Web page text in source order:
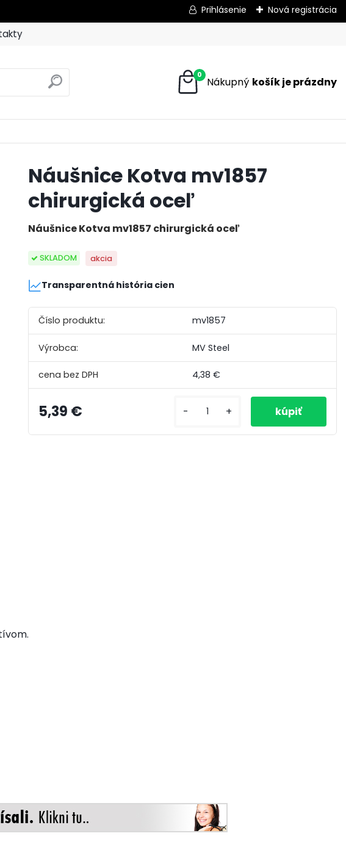
Prihlásenie Nová registrácia
0
Náušnice Kotva mv1857
chirurgická oceľ
Náušnice Kotva mv1857 chirurgická oceľ
SKLADOM akcia
Transparentná história cien
Číslo produktu: mv1857
Výrobca: MV Steel
4,38 €
5,39 € - +